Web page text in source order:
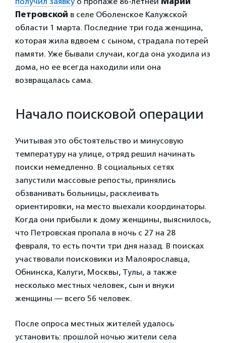
Петровской в селе Оболенское Калужской
области 1 марта. Последние три года женщина,
которая жила вдвоем с сыном, страдала потерей
памяти. Уже бывали случаи, когда она уходила из
дома, но ее всегда находили или она
возвращалась сама.
Начало поисковой операции
Учитывая это обстоятельство и минусовую
температуру на улице, отряд решил начинать
поиски немедленно. В социальных сетях
запустили массовые репосты, принялись
обзванивать больницы, расклеивать
ориентировки, на место выехали координаторы.
Когда они прибыли к дому женщины, выяснилось,
что Петровская пропала в ночь с 27 на 28
февраля, то есть почти три дня назад. В поисках
участвовали поисковики из Малоярославца,
Обнинска, Калуги, Москвы, Тулы, а также
несколько местных человек, сын и внуки
женщины — всего 56 человек.
После опроса местных жителей удалось
установить: прошлой ночью жители села